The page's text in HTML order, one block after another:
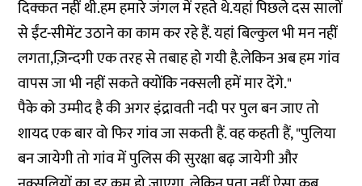
दिक्कत नहीं थी.हम हमारे जंगल में रहते थे.यहां पिछले दस सालों
से ईंट-सीमेंट उठाने का काम कर रहे हैं. यहां बिल्कुल भी मन नहीं
लगता,ज़िन्दगी एक तरह से तबाह हो गयी है.लेकिन अब हम गांव
वापस जा भी नहीं सकते क्योंकि नक्सली हमें मार देंगे."
पैके को उम्मीद है की अगर इंद्रावती नदी पर पुल बन जाए तो
शायद एक बार वो फिर गांव जा सकती हैं. वह कहती हैं, "पुलिया
बन जायेगी तो गांव में पुलिस की सुरक्षा बढ़ जायेगी और